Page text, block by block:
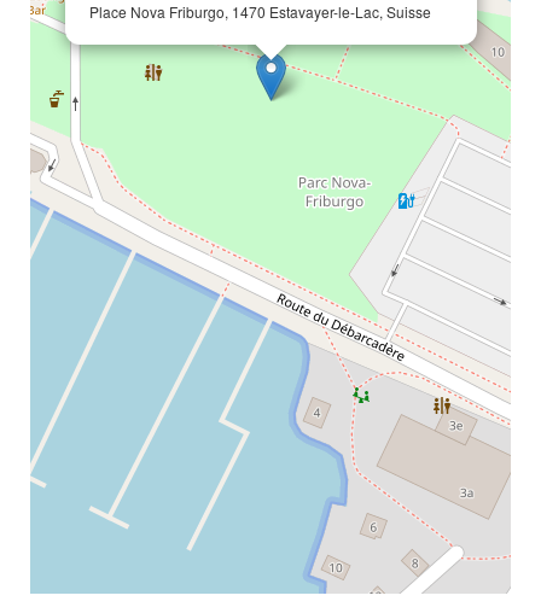
Place Nova Friburgo, 1470 Estavayer-le-Lac, Suisse